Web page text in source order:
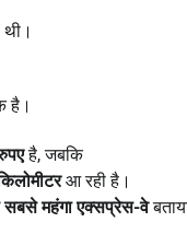
है।
है, जबकि
आ रही है।
सबसे महंगा एक्सप्रेस-वे